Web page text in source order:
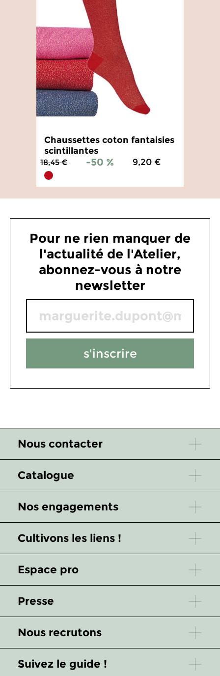
Chaussettes coton fantaisies
scintillantes
18,45 € -50 % 9,20 €
Pour ne rien manquer de
l'actualité de l'Atelier,
abonnez-vous à notre
newsletter
s'inscrire
Nous contacter
Catalogue
Nos engagements
Cultivons les liens !
Espace pro
Presse
Nous recrutons
Suivez le guide !